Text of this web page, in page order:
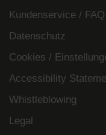
Kundenservice / FAQ
Datenschutz
Cookies /
Accessibility
Whistleblowing
Legal